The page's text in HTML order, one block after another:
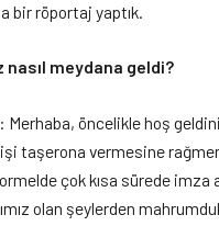
bir röportaj yaptık.
nasıl meydana geldi?
öncelikle hoş
taşerona vermesine
çok kısa sürede imza
olan şeylerden